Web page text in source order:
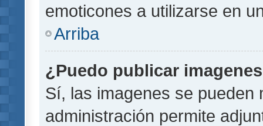
emoticones a utilizarse en
Arriba
¿Puedo publicar
Sí, las imagenes se pueden
administración permite